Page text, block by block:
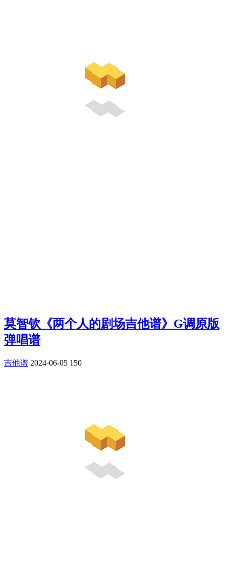
莫智钦《两个人的剧场吉他谱》G调原版
弹唱谱
吉他谱 2024-06-05 150